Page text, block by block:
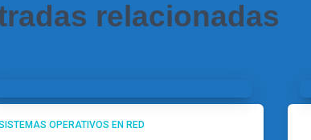
relacionadas
OPERATIVOS EN RED